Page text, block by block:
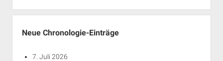
Jahren
Neue Chronologie-Einträge
7. Juli 2026